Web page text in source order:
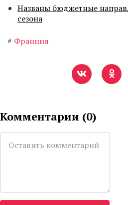
Названы бюджетные
сезона
# Франция
Комментарии (0)